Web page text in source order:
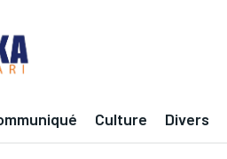
Culture Divers